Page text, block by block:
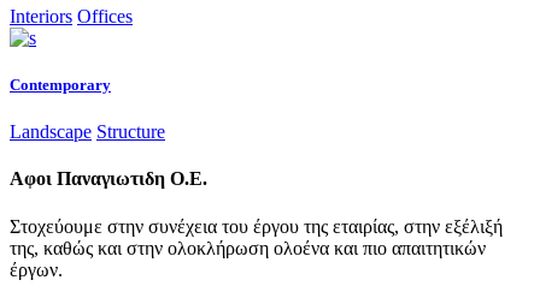
Interiors Offices
Contemporary
Landscape Structure
Αφοι Παναγιωτιδη Ο.Ε.
Στοχεύουμε στην συνέχεια του έργου της εταιρίας, στην εξέλιξή
της, καθώς και στην ολοκλήρωση ολοένα και πιο απαιτητικών
έργων.